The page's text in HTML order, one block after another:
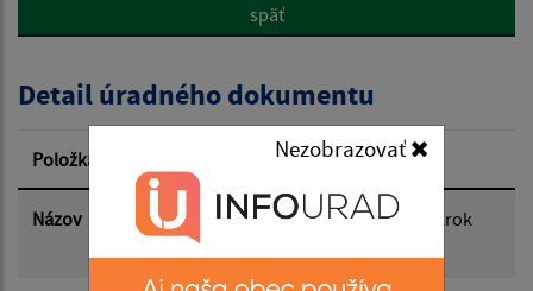
Nezobrazovať
Popis:
Dátum zverejnenia od:
Dátum zverejnenia do:
späť
Detail úradného dokumentu
Položka
Názov
Plán kontrolnej činnosti HK na 2. polrok
2026